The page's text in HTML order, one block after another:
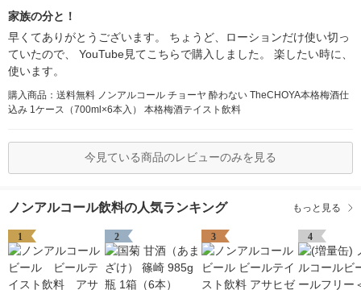
家族の分と！
早くてありがとうございます。 ちょうど、ローションだけ使い切っ
ていたので、 YouTube見てこちらで購入しました。 楽したい時に、
使います。
購入商品：送料無料 ノンアルコール チョーヤ 酔わない TheCHOYA本格梅酒仕
込み 1ケース（700ml×6本入） 本格梅酒テイスト飲料
今見ている商品のレビューのみを見る
ノンアルコール飲料の人気ランキング もっと見る
1 2 3 4